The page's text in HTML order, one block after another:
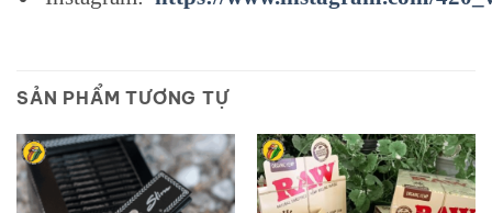
SẢN PHẨM TƯƠNG TỰ